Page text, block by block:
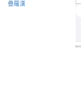
疊羅漢